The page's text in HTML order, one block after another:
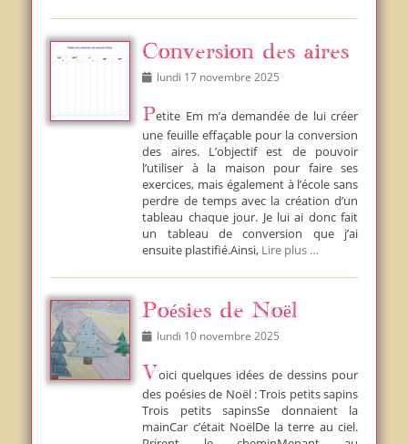
Conversion des aires
Postedlundi 17 novembre 2025
Petite Em m’a demandée de lui créer
une feuille effaçable pour la conversion
des aires. L’objectif est de pouvoir
l’utiliser à la maison pour faire ses
exercices, mais également à l’école sans
perdre de temps avec la création d’un
tableau chaque jour. Je lui ai donc fait
un tableau de conversion que j’ai
ensuite plastifié.Ainsi, Lire plus …
Poésies de Noël
Postedlundi 10 novembre 2025
Voici quelques idées de dessins pour
des poésies de Noël : Trois petits sapins
Trois petits sapinsSe donnaient la
mainCar c’était NoëlDe la terre au ciel.